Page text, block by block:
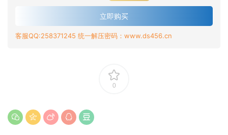
立即购买
客服QQ:258371245 统一解压密码：www.ds456.cn
0